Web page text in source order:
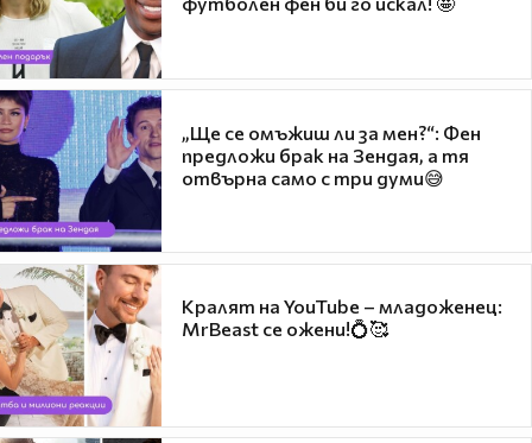
„Ще се омъжиш ли за мен?“: Фен
предложи брак на Зендая, а тя
отвърна само с три думи😅
Кралят на YouTube – младоженец:
MrBeast се ожени!💍🥰